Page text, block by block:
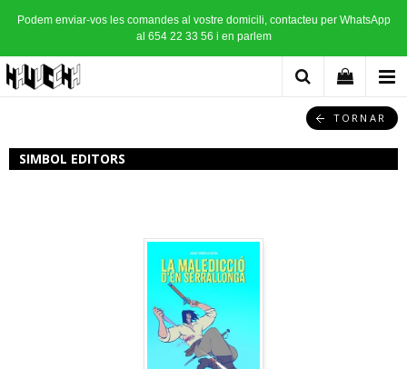
Podem enviar-vos les comandes al vostre domicili, contacteu per WhatsApp
al 654 22 33 56 i en parlem
TORNAR
SIMBOL EDITORS